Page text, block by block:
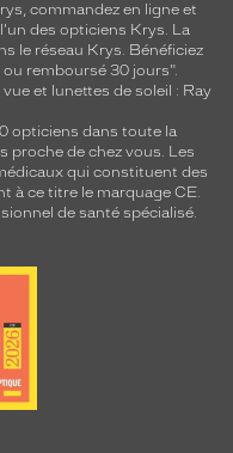
commandez en ligne et
des opticiens Krys. La
le réseau Krys. Bénéficiez
remboursé 30 jours".
et lunettes de soleil : Ray
opticiens dans toute la
proche de chez vous. Les
qui constituent des
à ce titre le marquage CE.
de santé spécialisé.